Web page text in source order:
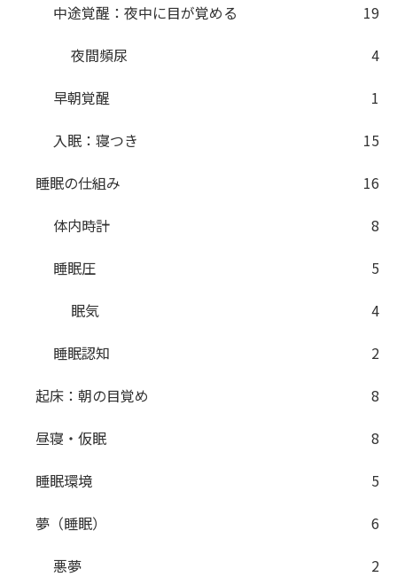
中途覚醒：夜中に目が覚める
19
夜間頻尿
4
早朝覚醒
1
入眠：寝つき
15
睡眠の仕組み
16
体内時計
8
睡眠圧
5
眠気
4
睡眠認知
2
起床：朝の目覚め
8
昼寝・仮眠
8
睡眠環境
5
夢（睡眠）
6
悪夢
2